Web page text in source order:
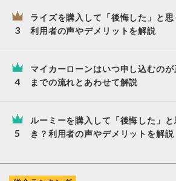
ライズを購入して「後悔した」と思
利用者の声やデメリットを解説
マイカーローンはいつ申し込むの
までの流れとあわせて解説
ルーミーを購入して「後悔した」
き？利用者の声やデメリットを解説